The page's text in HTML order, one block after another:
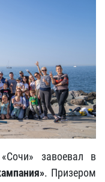
завоевал в
. Призером